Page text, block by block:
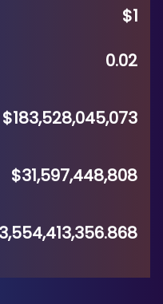
$1
0.02
$183,528,045,073
$31,597,448,808